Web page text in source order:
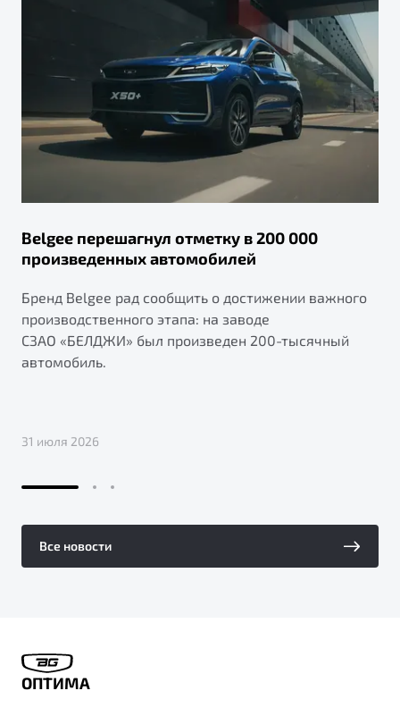
Belgee перешагнул отметку в 200 000
произведенных автомобилей
Бренд Belgee рад сообщить о достижении важного
производственного этапа: на заводе
СЗАО «БЕЛДЖИ» был произведен 200-тысячный
автомобиль.
31 июля 2026
Все новости
ОПТИМА